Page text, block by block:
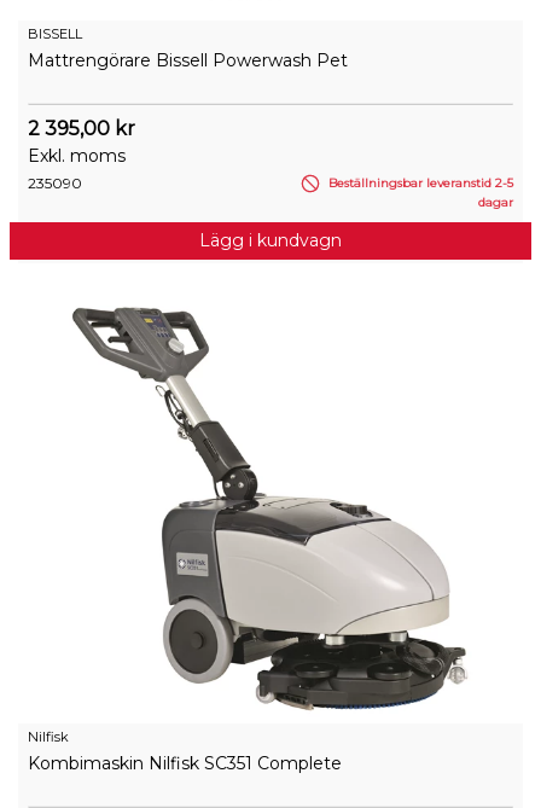
BISSELL
Mattrengörare Bissell Powerwash Pet
2 395,00 kr
Exkl. moms
235090
Beställningsbar leveranstid 2-5
dagar
Lägg i kundvagn
Nilfisk
Kombimaskin Nilfisk SC351 Complete